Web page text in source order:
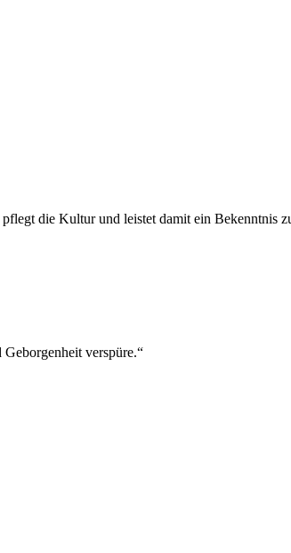
pflegt die Kultur und leistet damit ein Bekenntnis
verspüre.“